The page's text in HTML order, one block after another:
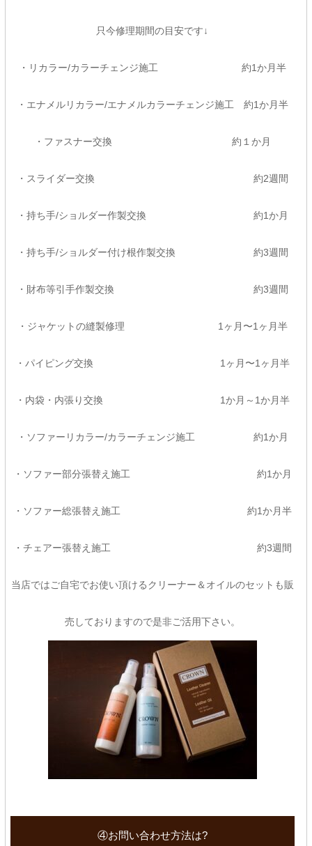
只今修理期間の目安です↓
・リカラー/カラーチェンジ施工 約1か月半
・エナメルリカラー/エナメルカラーチェンジ施工 約1か月半
・ファスナー交換 約１か月
・スライダー交換 約2週間
・持ち手/ショルダー作製交換 約1か月
・持ち手/ショルダー付け根作製交換 約3週間
・財布等引手作製交換 約3週間
・ジャケットの縫製修理 1ヶ月〜1ヶ月半
・パイピング交換 1ヶ月〜1ヶ月半
・内袋・内張り交換 1か月～1か月半
・ソファーリカラー/カラーチェンジ施工 約1か月
・ソファー部分張替え施工 約1か月
・ソファー総張替え施工 約1か月半
・チェアー張替え施工 約3週間
当店ではご自宅でお使い頂けるクリーナー＆オイルのセットも販
売しておりますので是非ご活用下さい。
④お問い合わせ方法は?